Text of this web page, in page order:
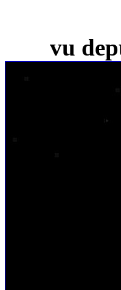
vu